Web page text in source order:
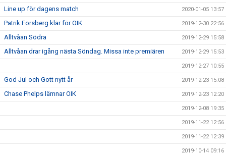
Line up för dagens match 2020-01-05 13:57
Patrik Forsberg klar för OIK 2019-12-30 22:56
Alltvåan Södra 2019-12-29 15:58
Alltvåan drar igång nästa Söndag. Missa inte premiären 2019-12-29 15:53
2019-12-27 10:55
God Jul och Gott nytt år 2019-12-23 15:08
Chase Phelps lämnar OIK 2019-12-23 12:20
2019-12-08 19:35
2019-11-22 12:56
2019-11-22 12:39
2019-10-14 09:16